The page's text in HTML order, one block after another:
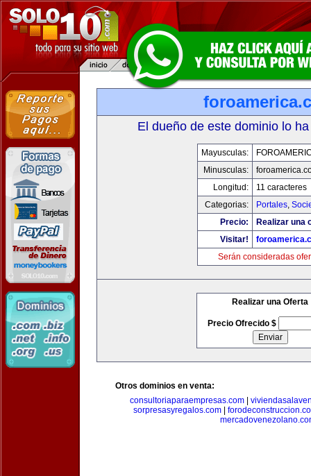
El dueño de este dominio lo
Mayusculas:
Minusculas:
Longitud:
11 caracteres
Categorias:
Portales,
Precio:
Realizar una
Visitar!
Serán consideradas
Realizar una Oferta
Precio Ofrecido $
Otros dominios en venta:
consultoriaparaempresas.com|
sorpresasyregalos.com|